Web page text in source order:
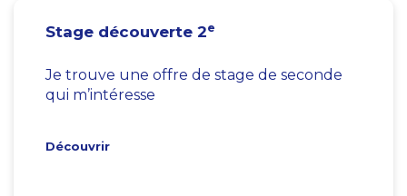
Stage découverte 2e
Je trouve une offre de stage de seconde
qui m’intéresse
Découvrir